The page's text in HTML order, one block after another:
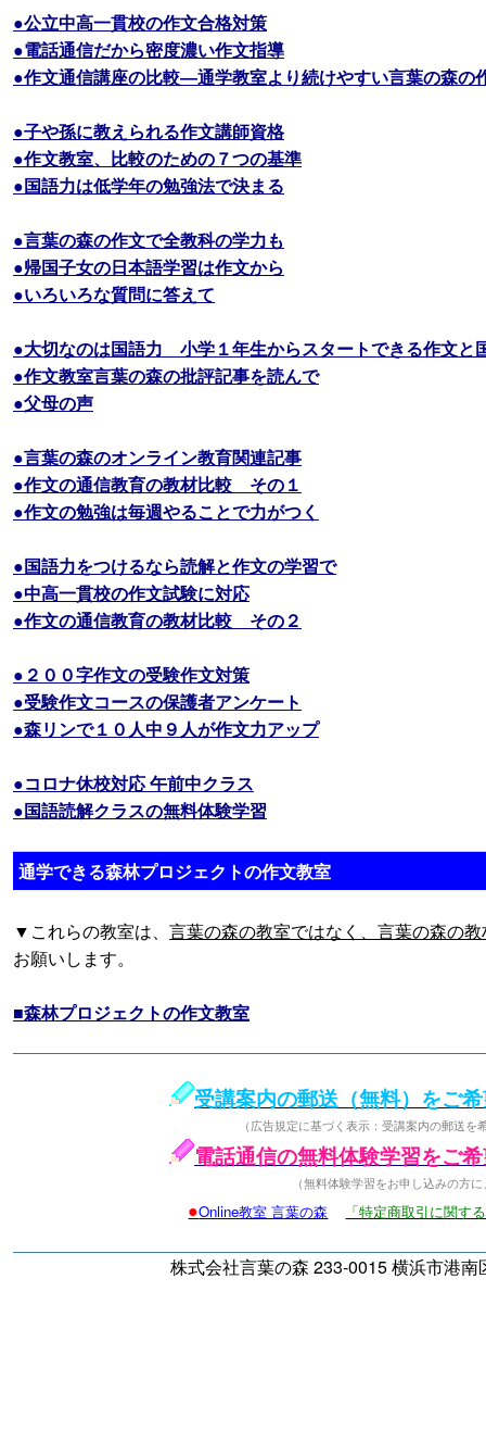
●公立中高一貫校の作文合格対策
●電話通信だから密度濃い作文指導
●作文通信講座の比較―通学教室より続けやすい言葉の森の
●子や孫に教えられる作文講師資格
●作文教室、比較のための７つの基準
●国語力は低学年の勉強法で決まる
●言葉の森の作文で全教科の学力も
●帰国子女の日本語学習は作文から
●いろいろな質問に答えて
●大切なのは国語力 小学１年生からスタートできる作文と
●作文教室言葉の森の批評記事を読んで
●父母の声
●言葉の森のオンライン教育関連記事
●作文の通信教育の教材比較 その１
●作文の勉強は毎週やることで力がつく
●国語力をつけるなら読解と作文の学習で
●中高一貫校の作文試験に対応
●作文の通信教育の教材比較 その２
●２００字作文の受験作文対策
●受験作文コースの保護者アンケート
●森リンで１０人中９人が作文力アップ
●コロナ休校対応 午前中クラス
●国語読解クラスの無料体験学習
通学できる森林プロジェクトの作文教室
▼これらの教室は、 言葉の森の教室ではなく、言葉の森の
お願いします。
■森林プロジェクトの作文教室
受講案内の郵送（無料）をご
（広告規定に基づく表示：受講案内の郵送
電話通信の無料体験学習をご
（無料体験学習をお申し込みの方
●Online教室 言葉の森 「特定商取引に関す
株式会社言葉の森 233-0015 横浜市港